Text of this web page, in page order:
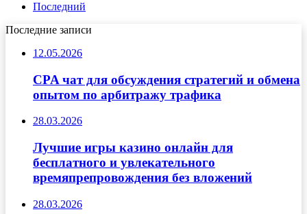
Последний
Последние записи
12.05.2026
CPA чат для обсуждения стратегий и обмена
опытом по арбитражу трафика
28.03.2026
Лучшие игры казино онлайн для
бесплатного и увлекательного
времяпрепровождения без вложений
28.03.2026